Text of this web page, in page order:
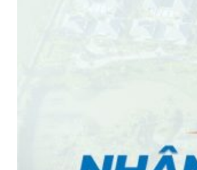
NGÓI THÉP PHỦ ĐÁ
CF SHINGLE